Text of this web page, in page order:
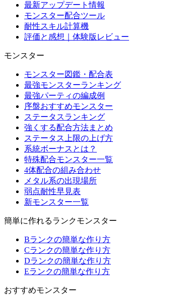
最新アップデート情報
モンスター配合ツール
耐性スキル計算機
評価と感想｜体験版レビュー
モンスター
モンスター図鑑・配合表
最強モンスターランキング
最強パーティの編成例
序盤おすすめモンスター
ステータスランキング
強くする配合方法まとめ
ステータス上限の上げ方
系統ボーナスとは？
特殊配合モンスター一覧
4体配合の組み合わせ
メタル系の出現場所
弱点耐性早見表
新モンスター一覧
簡単に作れるランクモンスター
Bランクの簡単な作り方
Cランクの簡単な作り方
Dランクの簡単な作り方
Eランクの簡単な作り方
おすすめモンスター